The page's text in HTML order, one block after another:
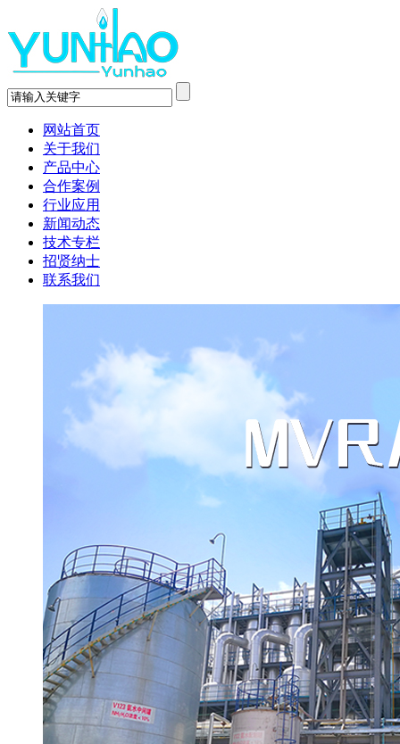
网站首页
关于我们
产品中心
合作案例
行业应用
新闻动态
技术专栏
招贤纳士
联系我们